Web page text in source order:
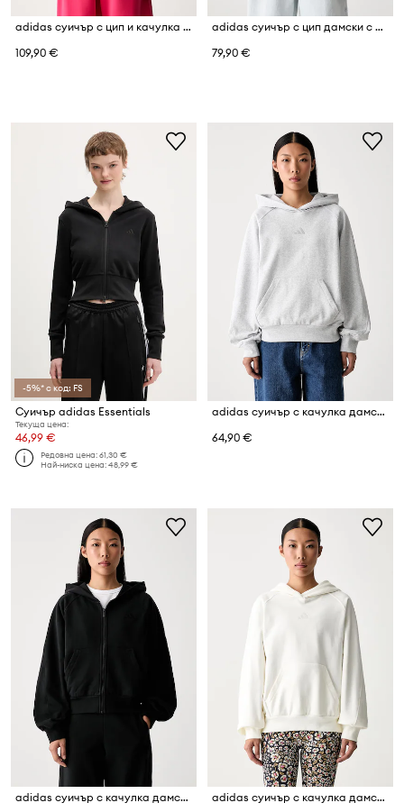
adidas суичър с цип и качулка дамски Z.N.E
109,90 €
adidas суичър с цип дамски с памук x Farm Rio
79,90 €
-5%* с код: FS
Суичър adidas Essentials
Текуща цена:
46,99 €
Редовна цена:61,30 €
Най-ниска цена:48,99 €
adidas суичър с качулка дамски от памук
64,90 €
adidas суичър с качулка дамски от памук
adidas суичър с качулка дамски от памук